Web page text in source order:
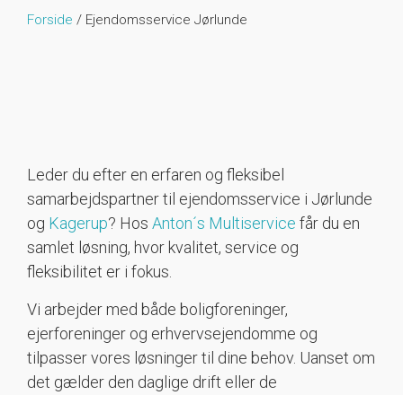
Forside / Ejendomsservice Jørlunde
Leder du efter en erfaren og fleksibel
samarbejdspartner til ejendomsservice i Jørlunde
og Kagerup? Hos Anton´s Multiservice får du en
samlet løsning, hvor kvalitet, service og
fleksibilitet er i fokus.
Vi arbejder med både boligforeninger,
ejerforeninger og erhvervsejendomme og
tilpasser vores løsninger til dine behov. Uanset om
det gælder den daglige drift eller de